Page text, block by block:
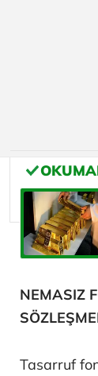
NEMASIZ
Tasarruf